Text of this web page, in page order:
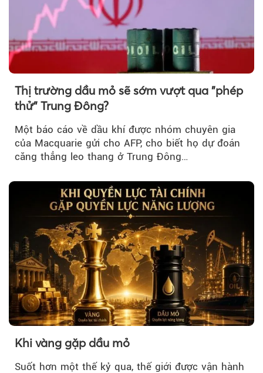
Thị trường dầu mỏ sẽ sớm vượt qua "phép
thử" Trung Đông?
Một báo cáo về dầu khí được nhóm chuyên gia
của Macquarie gửi cho AFP, cho biết họ dự đoán
căng thẳng leo thang ở Trung Đông…
Khi vàng gặp dầu mỏ
Suốt hơn một thế kỷ qua, thế giới được vận hành